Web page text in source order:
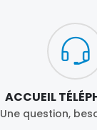
ACCUEIL
Une question,